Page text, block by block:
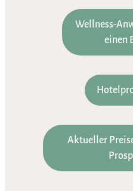
Wellness-
einen
Aktueller